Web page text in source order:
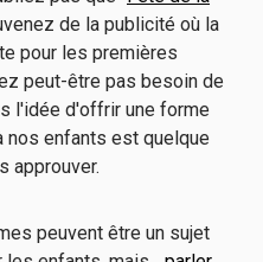
de la publicité où la
pour les premières
peut-être pas besoin de
l'idée d'offrir une forme
nos enfants est quelque
approuver.
peuvent être un sujet